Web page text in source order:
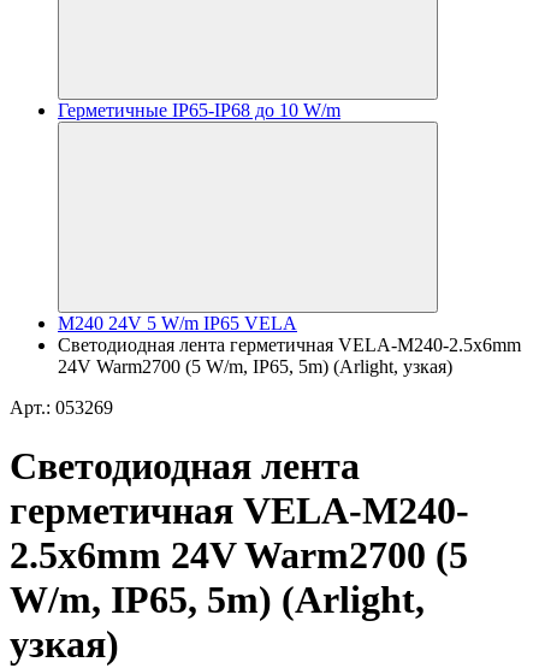
Герметичные IP65-IP68 до 10 W/m
M240 24V 5 W/m IP65 VELA
Светодиодная лента герметичная VELA-M240-2.5x6mm
24V Warm2700 (5 W/m, IP65, 5m) (Arlight, узкая)
Арт.: 053269
Светодиодная лента
герметичная VELA-M240-
2.5x6mm 24V Warm2700 (5
W/m, IP65, 5m) (Arlight,
узкая)